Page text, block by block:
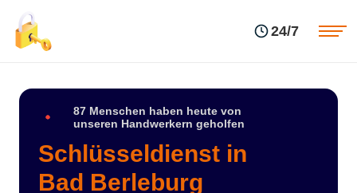
24/7
87 Menschen haben heute von
unseren Handwerkern geholfen
Schlüsseldienst in
Bad Berleburg